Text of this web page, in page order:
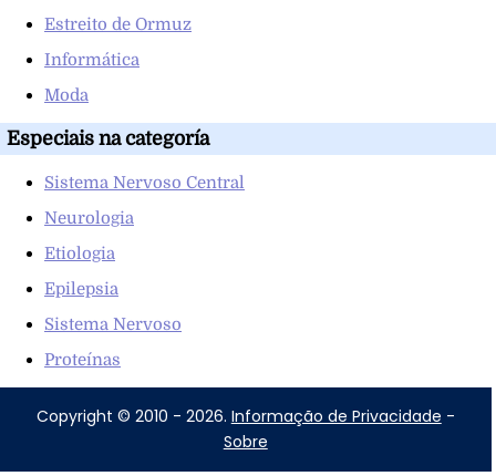
Estreito de Ormuz
Informática
Moda
Especiais na categoría
Sistema Nervoso Central
Neurologia
Etiologia
Epilepsia
Sistema Nervoso
Proteínas
Copyright © 2010 - 2026. Informação de Privacidade -
Sobre